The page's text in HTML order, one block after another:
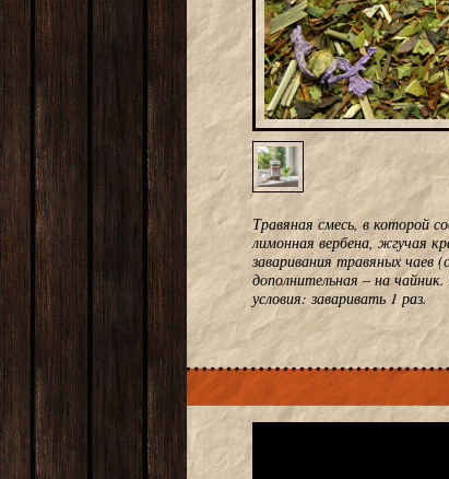
Травяная смесь, в которой
лимонная вербена, жгучая
заваривания травяных
дополнительная – на
условия: заваривать 1 раз.